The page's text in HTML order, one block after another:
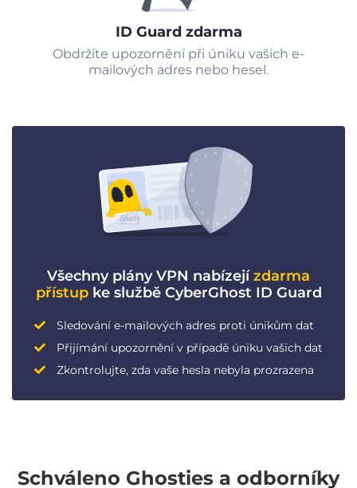
ID Guard zdarma
Obdržíte upozornění při úniku vašich e-
mailových adres nebo hesel.
Všechny plány VPN nabízejízdarma
přístupke službě CyberGhost ID Guard
Sledování e-mailových adres proti únikům dat
Přijímání upozornění v případě úniku vašich dat
Zkontrolujte, zda vaše hesla nebyla prozrazena
Schváleno Ghosties a odborníky